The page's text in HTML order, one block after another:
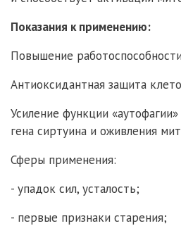
Показания к применению:
Повышение
Антиоксидантная защита
Усиление функции
гена сиртуина и оживления
Сферы применения:
- упадок сил, усталость;
- первые признаки старения;